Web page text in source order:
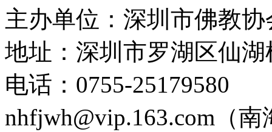
主办单位：深圳市佛教
地址：深圳市罗湖区仙
电话：0755-25179580
nhfjwh@vip.163.com（南